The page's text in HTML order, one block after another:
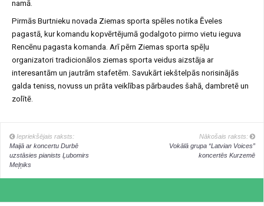
namā.
Pirmās Burtnieku novada Ziemas sporta spēles notika Ēveles
pagastā, kur komandu kopvērtējumā godalgoto pirmo vietu ieguva
Rencēnu pagasta komanda. Arī pērn Ziemas sporta spēļu
organizatori tradicionālos ziemas sporta veidus aizstāja ar
interesantām un jautrām stafetēm. Savukārt iekštelpās norisinājās
galda teniss, novuss un prāta veiklības pārbaudes šahā, dambretē un
zolītē.
Iepriekšējais raksts:
Maijā ar koncertu Durbē
uzstāsies pianists Ļubomirs
Meļņiks
Nākošais raksts:
Vokālā grupa “Latvian Voices”
koncertēs Kurzemē